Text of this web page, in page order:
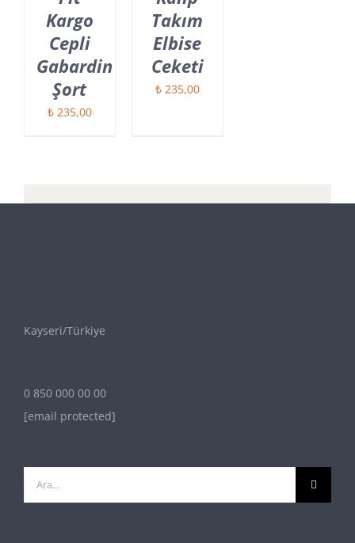
Kargo
Cepli
Gabardin
Şort
₺235,00
Takım
Elbise
Ceketi
₺235,00
Kayseri/Türkiye
0 850 000 00 00
[email protected]